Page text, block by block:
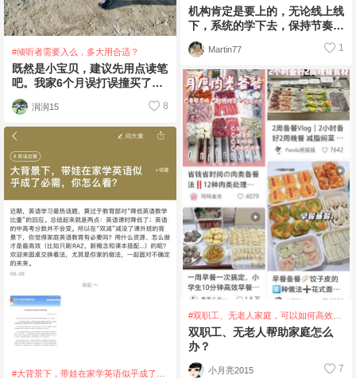
#倾听者需要入么，多大用合适？
既然是小宝贝，建议先用点读笔
吧。我家6个月误打误撞买了小
达人点读笔，点点鹅妈妈童谣，
廖彩杏儿歌，开启
润润15 8
#大背景下，带娃在家学英语似乎成了必
英语
机构肯定是要上的，无论线上线
下，系统的学下去，保持节奏，
坚持到底，终有收获。零基础就
不强求原版线什么
Martin77 1
#双职工、无老人家庭，可以如何高效利
用碎片时间，带娃英语启蒙？
双职工、无老人帮助家庭怎么
办？
小月亮2015 7